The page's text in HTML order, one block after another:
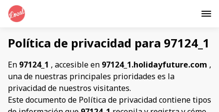
Política de privacidad para 97124_1
En 97124_1 , accesible en 97124_1.holidayfuture.com ,
una de nuestras principales prioridades es la
privacidad de nuestros visitantes.
Este documento de Política de privacidad contiene tipos